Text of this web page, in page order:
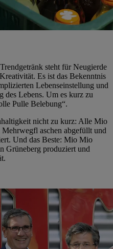
steht für Neugierde
Es ist das Bekenntnis
Lebenseinstellung und
des Lebens. Um es kurz zu
Pulle Belebung“.
nicht zu kurz: Alle Mio
aschen abgefüllt und
Und das Beste: Mio Mio
Grüneberg produziert und